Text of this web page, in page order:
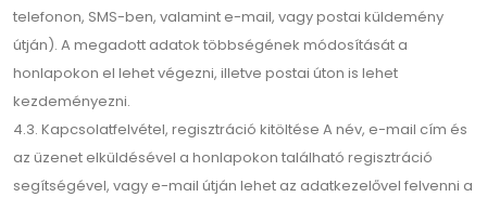
telefonon, SMS-ben, valamint e-mail, vagy postai küldemény
útján). A megadott adatok többségének módosítását a
honlapokon el lehet végezni, illetve postai úton is lehet
kezdeményezni.
4.3. Kapcsolatfelvétel, regisztráció kitöltése A név, e-mail cím és
az üzenet elküldésével a honlapokon található regisztráció
segítségével, vagy e-mail útján lehet az adatkezelővel felvenni a